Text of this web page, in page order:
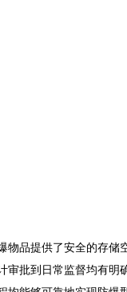
品提供了安全的存储
审批到日常监督均有明